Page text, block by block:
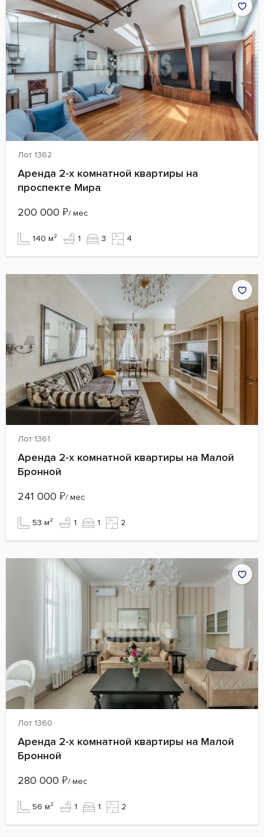
Лот 1362
Аренда 2-х комнатной квартиры на
проспекте Мира
200 000 ₽/ мес
140 м² 1 3 4
Лот 1361
Аренда 2-х комнатной квартиры на Малой
Бронной
241 000 ₽/ мес
53 м² 1 1 2
Лот 1360
Аренда 2-х комнатной квартиры на Малой
Бронной
280 000 ₽/ мес
56 м² 1 1 2